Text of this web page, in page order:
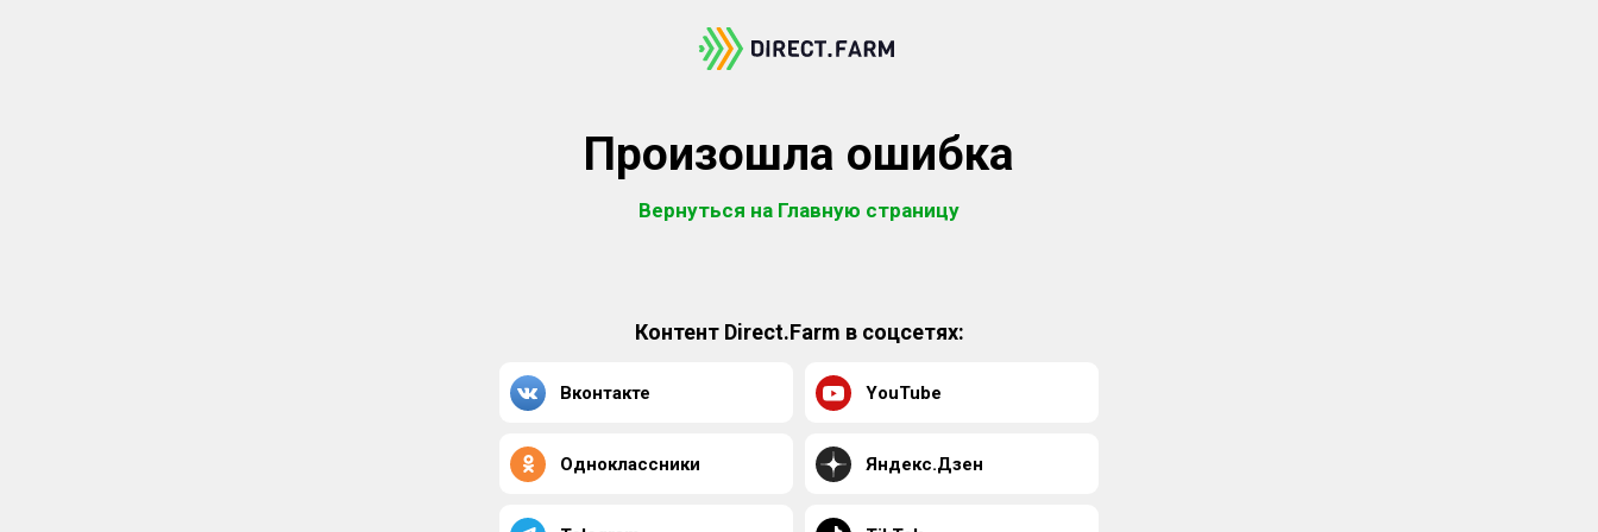
Произошла ошибка
Вернуться на Главную страницу
Контент Direct.Farm в соцсетях:
Вконтакте YouTube
Одноклассники Яндекс.Дзен